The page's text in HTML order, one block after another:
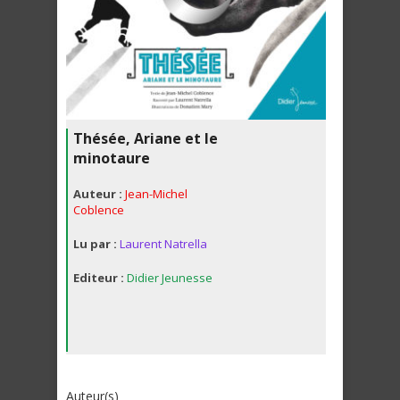
Thésée, Ariane et le
minotaure
Auteur : Jean-Michel
Coblence
Lu par : Laurent Natrella
Editeur : Didier Jeunesse
Auteur(s)